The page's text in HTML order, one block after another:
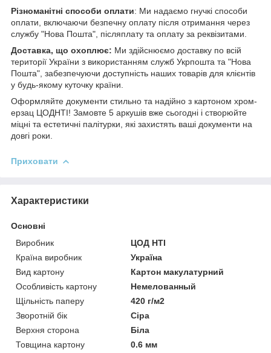
Різноманітні способи оплати: Ми надаємо гнучкі способи
оплати, включаючи безпечну оплату після отримання через
службу "Нова Пошта", післяплату та оплату за реквізитами.
Доставка, що охоплює: Ми здійснюємо доставку по всій
території України з використанням служб Укрпошта та "Нова
Пошта", забезпечуючи доступність наших товарів для клієнтів
у будь-якому куточку країни.
Оформляйте документи стильно та надійно з картоном хром-
ерзац ЦОДНТІ! Замовте 5 аркушів вже сьогодні і створюйте
міцні та естетичні палітурки, які захистять ваші документи на
довгі роки.
Приховати
Характеристики
Основні
Виробник
ЦОД НТІ
Країна виробник
Україна
Вид картону
Картон макулатурний
Особливість картону
Немелованный
Щільність паперу
420 г/м2
Зворотній бік
Сіра
Верхня сторона
Біла
Товщина картону
0.6 мм